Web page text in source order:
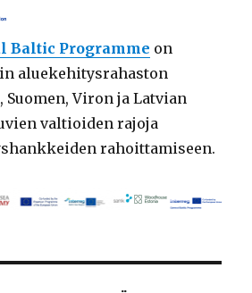
Baltic Programme on
aluekehitysrahaston
Suomen, Viron ja Latvian
valtioiden rajoja
rahoittamiseen.